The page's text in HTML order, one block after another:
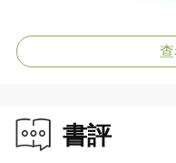
書評